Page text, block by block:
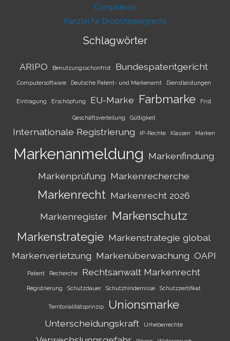
Compliance
Kanzlei für Dropshippingrecht
Schlagwörter
ARIPO Benutzungsschonfrist Bundespatentgericht
Computersoftware Deutsche Patent- und Markenamt Dienstleistungen
Eintragung Erschöpfung EU-Marke Farbmarke Frist
Geschäftsverteilung Gültigkeit
Internationale Registrierung IP-Rechte Klassen Marken
Markenanmeldung Markenfindung
Markenprüfung Markenrecherche
Markenrecht Markenrecht 2026
Markenregister Markenschutz
Markenstrategie Markenstrategie global
Markenverletzung Markenüberwachung OAPI
Patent Recherche Rechtsanwalt Markenrecht
Registrierung Schutzdauer Schutzhindernisse Schutzzertifikat
Territorialitätsprinzip Unionsmarke
Unterscheidungskraft Urheberrechte